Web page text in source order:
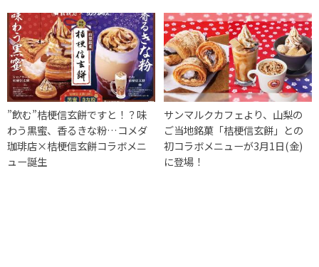
”飲む”桔梗信玄餅ですと！？味
わう黒蜜、香るきな粉…コメダ
珈琲店×桔梗信玄餅コラボメニ
ュー誕生
サンマルクカフェより、山梨の
ご当地銘菓「桔梗信玄餅」との
初コラボメニューが3月1日(金)
に登場！